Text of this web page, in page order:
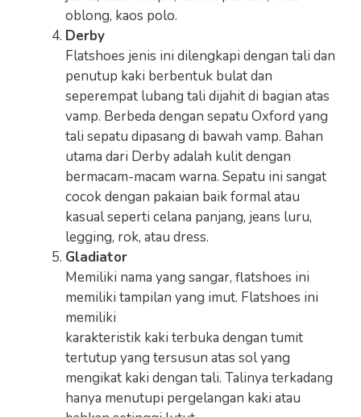
oblong, kaos polo.
Derby
Flatshoes jenis ini dilengkapi dengan tali dan
penutup kaki berbentuk bulat dan
seperempat lubang tali dijahit di bagian atas
vamp. Berbeda dengan sepatu Oxford yang
tali sepatu dipasang di bawah vamp. Bahan
utama dari Derby adalah kulit dengan
bermacam-macam warna. Sepatu ini sangat
cocok dengan pakaian baik formal atau
kasual seperti celana panjang, jeans luru,
legging, rok, atau dress.
Gladiator
Memiliki nama yang sangar, flatshoes ini
memiliki tampilan yang imut. Flatshoes ini
memiliki
karakteristik kaki terbuka dengan tumit
tertutup yang tersusun atas sol yang
mengikat kaki dengan tali. Talinya terkadang
hanya menutupi pergelangan kaki atau